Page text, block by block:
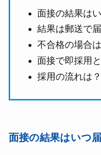
面接の結果は
結果は郵送で
不合格の場合
面接で即採用
採用の流れは？
面接の結果はいつ